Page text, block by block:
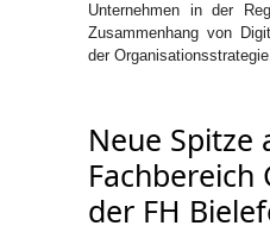
Unternehmen in der
Zusammenhang von
der
Neue Spitze
Fachbereich
der FH